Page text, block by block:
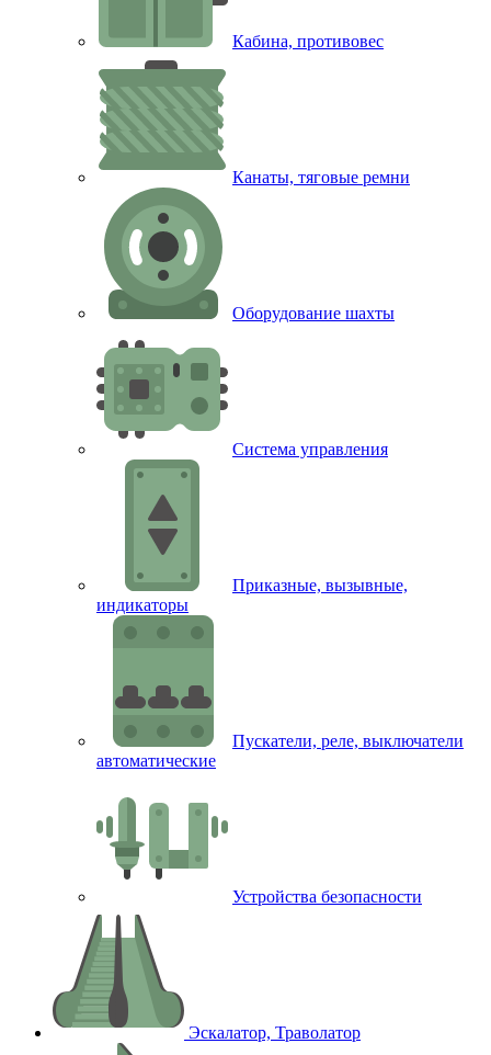
Кабина, противовес
Канаты, тяговые ремни
Оборудование шахты
Система управления
Приказные, вызывные,
индикаторы
Пускатели, реле, выключатели
автоматические
Устройства безопасности
Эскалатор, Траволатор